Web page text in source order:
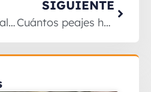
Pago empresarial en Colombia
SIGUIENTE
Cuántos peajes hay en Colombia